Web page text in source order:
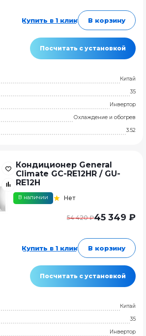
Купить в 1 клик В корзину
Посчитать с установкой
Китай
35
Инвертор
Охлаждение и обогрев
3.52
Кондиционер General
Climate GC-RE12HR / GU-
RE12H
В наличии Нет
54 420 ₽45 349 ₽
Купить в 1 клик В корзину
Посчитать с установкой
Китай
35
Инвертор